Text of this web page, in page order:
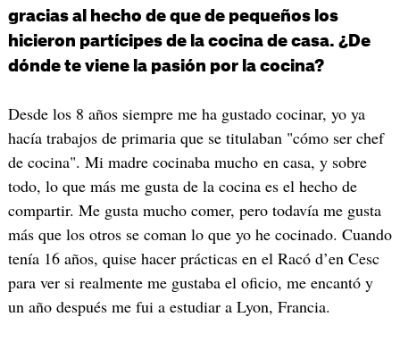
gracias al hecho de que de pequeños los
hicieron partícipes de la cocina de casa. ¿De
dónde te viene la pasión por la cocina?
Desde los 8 años siempre me ha gustado cocinar, yo ya
hacía trabajos de primaria que se titulaban "cómo ser chef
de cocina". Mi madre cocinaba mucho en casa, y sobre
todo, lo que más me gusta de la cocina es el hecho de
compartir. Me gusta mucho comer, pero todavía me gusta
más que los otros se coman lo que yo he cocinado. Cuando
tenía 16 años, quise hacer prácticas en el Racó d’en Cesc
para ver si realmente me gustaba el oficio, me encantó y
un año después me fui a estudiar a Lyon, Francia.